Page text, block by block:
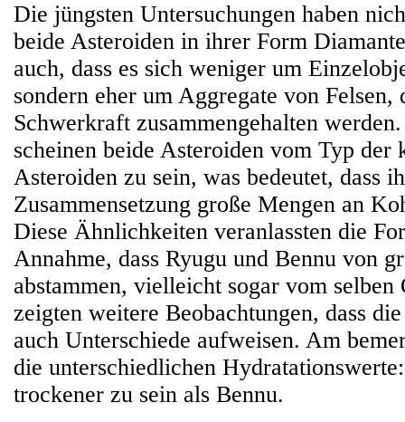
Die jüngsten Untersuchungen haben
beide Asteroiden in ihrer Form
auch, dass es sich weniger um
sondern eher um Aggregate von Felsen,
Schwerkraft zusammengehalten
scheinen beide Asteroiden vom Typ der
Asteroiden zu sein, was bedeutet, dass
Zusammensetzung große Mengen an
Diese Ähnlichkeiten veranlassten die
Annahme, dass Ryugu und Bennu von
abstammen, vielleicht sogar vom
zeigten weitere Beobachtungen, dass
auch Unterschiede aufweisen. Am
die unterschiedlichen
trockener zu sein als Bennu.